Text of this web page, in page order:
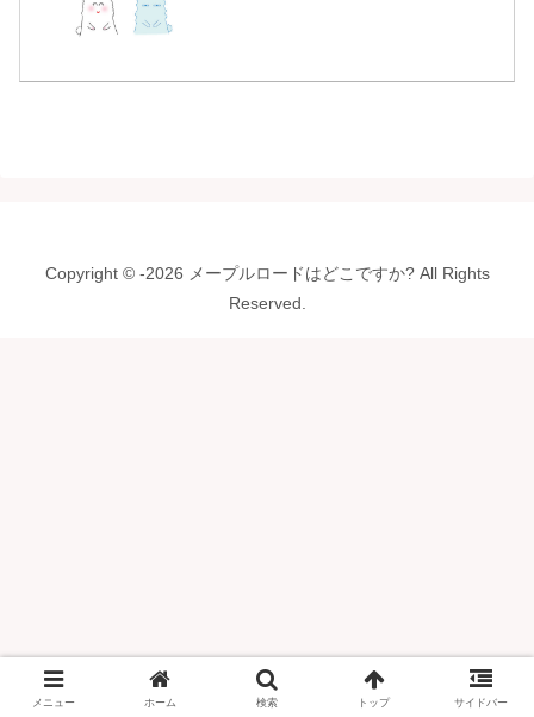
Copyright © -2026 メープルロードはどこですか? All Rights
Reserved.
メニュー ホーム 検索 トップ サイドバー